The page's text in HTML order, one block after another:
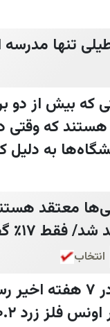
تنها
بیش از دو
که وقتی
به دلیل
ایپسوس: ۵۰٪ از
ایران طی
انتخاب
الجزیره: امروز قیمت طلا به